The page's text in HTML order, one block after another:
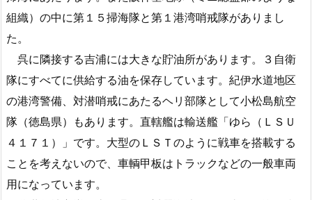
組織）の中に第１５掃海隊と第１港湾哨戒隊がありまし
た。
呉に隣接する吉浦には大きな貯油所があります。３自衛
隊にすべてに供給する油を保存しています。紀伊水道地区
の港湾警備、対潜哨戒にあたるヘリ部隊として小松島航空
隊（徳島県）もあります。直轄艦は輸送艦「ゆら（ＬＳＵ
４１７１）」です。大型のＬＳＴのように戦車を搭載する
ことを考えないので、車輌甲板はトラックなどの一般車両
用になっています。